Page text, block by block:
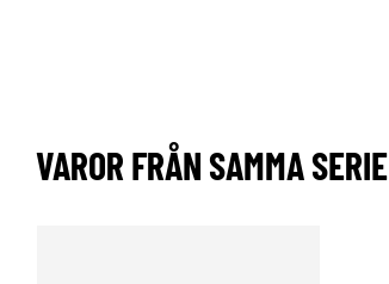
VAROR FRÅN SAMMA SERIE